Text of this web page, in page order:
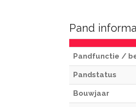
Pand
Pandfunctie /
Pandstatus
Bouwjaar